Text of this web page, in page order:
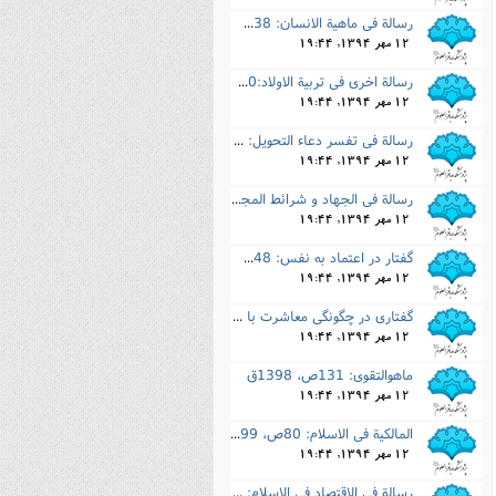
رسالة فى ماهیة الانسان: 38ص، 1403ق
12 مهر 1394, 19:44
رسالة اخرى فى تربیة الاولاد:60ص، 1403ق
12 مهر 1394, 19:44
رسالة فى تفسر دعاء التحویل: 15ص، 1403ق
12 مهر 1394, 19:44
رسالة فى الجهاد و شرائط المجاهد: 42ص، 1403ق
12 مهر 1394, 19:44
گفتار در اعتماد به نفس: 48ص، 1403ق
12 مهر 1394, 19:44
گفتارى در چگونگى معاشرت با مردم: 37ص، 1403ق
12 مهر 1394, 19:44
ماهوالتقوى: 131ص، 1398ق
12 مهر 1394, 19:44
المالکیة فى الاسلام: 80ص، 1399ق
12 مهر 1394, 19:44
رسالة فى الاقتصاد فى الاسلام: 95ص، 1399ق